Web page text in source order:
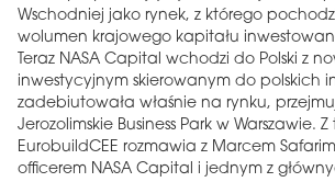
Wschodniej jako rynek, z którego
wolumen krajowego kapitału
Teraz NASA Capital wchodzi do Polski z
inwestycyjnym skierowanym do polskich
zadebiutowała właśnie na rynku,
Jerozolimskie Business Park w Warszawie.
EurobuildCEE rozmawia z Marcem
officerem NASA Capital i jednym z